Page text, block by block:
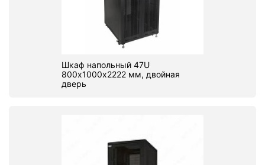
Шкаф напольный 47U
800х1000х2222 мм, двойная
дверь